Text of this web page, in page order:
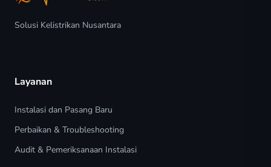
Solusi Kelistrikan Nusantara
Layanan
Instalasi dan Pasang Baru
Perbaikan & Troubleshooting
Audit & Pemeriksanaan Instalasi